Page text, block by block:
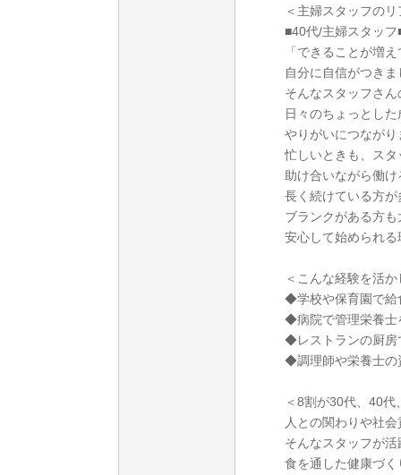
＜主婦スタッフの
■40代/主婦スタッフ
「できることが増
自分に自信がつき
そんなスタッフさん
日々のちょっとした
やりがいにつながり
忙しいときも、スタ
助け合いながら働け
長く続けている方
ブランクがある方も
安心して始められる
＜こんな経験を活
◆学校や保育園で給
◆病院で管理栄養士
◆レストランの厨房
◆調理師や栄養士の
＜8割が30代、40代
人との関わりや社
そんなスタッフが
食を通した健康づ